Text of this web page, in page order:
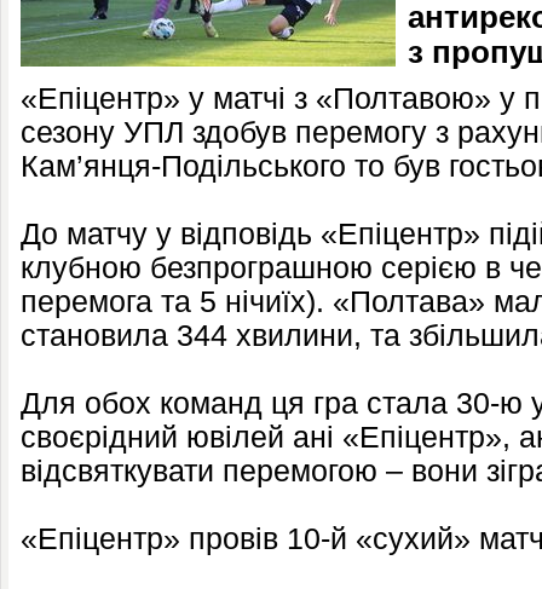
з
«Епіцентр» у матчі з «Полтавою» у
сезону УПЛ здобув перемогу з
Кам’янця-Подільського то був
До матчу у відповідь «Епіцентр»
клубною безпрограшною серією в
перемога та 5 нічиїх). «Полтава»
становила 344 хвилини, та
Для обох команд ця гра стала 30-ю
своєрідний ювілей ані «Епіцентр»,
відсвяткувати перемогою – вони
«Епіцентр» провів 10-й «сухий»